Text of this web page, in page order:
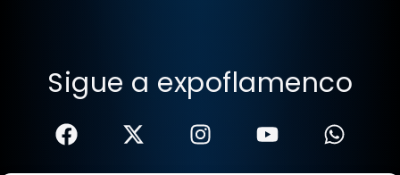
Sigue a expoflamenco